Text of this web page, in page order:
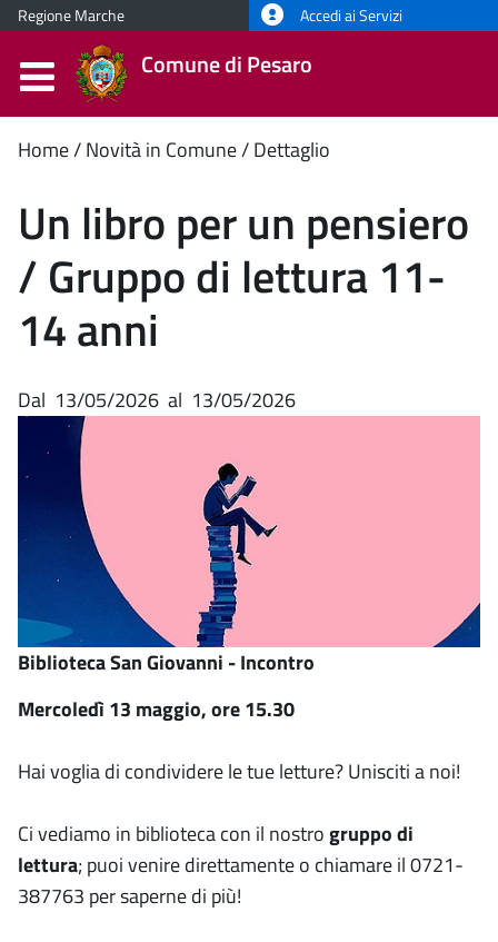
Regione Marche Accedi ai Servizi
Comune di Pesaro
Contenuto
principale
Home Novità in Comune Dettaglio
Un libro per un pensiero
/ Gruppo di lettura 11-
14 anni
Dal 13/05/2026 al 13/05/2026
Biblioteca San Giovanni - Incontro
Mercoledì 13 maggio, ore 15.30
Hai voglia di condividere le tue letture? Unisciti a noi!
Ci vediamo in biblioteca con il nostrogruppo di
lettura; puoi venire direttamente o chiamare il 0721-
387763 per saperne di più!